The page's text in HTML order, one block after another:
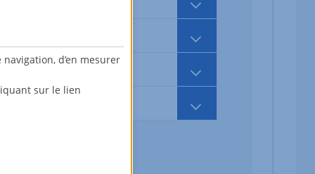
394 000,00 EUR
d’en mesurer
sur le lien